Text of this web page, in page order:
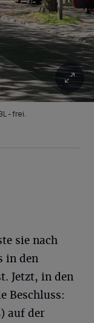
frei.
sie nach
in den
Jetzt, in den
Beschluss:
auf der